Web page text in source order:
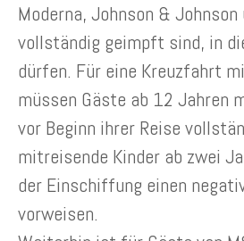
Moderna, Johnson &
vollständig geimpft sind, in
dürfen. Für eine Kreuzfahrt
müssen Gäste ab 12 Jahren
vor Beginn ihrer Reise
mitreisende Kinder ab zwei
der Einschiffung einen
vorweisen.